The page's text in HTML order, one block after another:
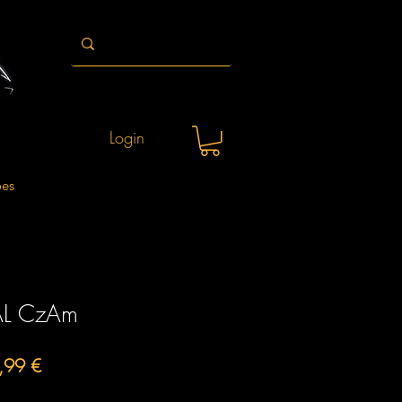
Login
CzAm
€Preço